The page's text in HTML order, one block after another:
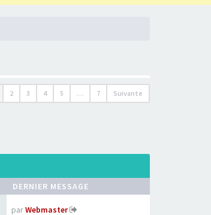
2 3 4 5 … 7 Suivante
DERNIER MESSAGE
parWebmaster